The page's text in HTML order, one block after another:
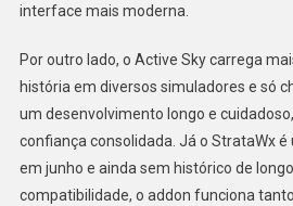
interface mais moderna.
Por outro lado, o Active Sky carrega
história em diversos simuladores e só
um desenvolvimento longo e
confiança consolidada. Já o StrataWx
em junho e ainda sem histórico de
compatibilidade, o addon funciona